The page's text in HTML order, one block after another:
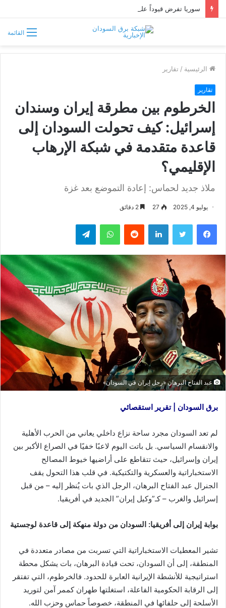
القائمة
الرئيسية / تقارير
تقارير
الخرطوم بين مطرقة إيران وسندان
إسرائيل: كيف تحولت السودان إلى
قاعدة متقدمة في شبكة الإرهاب
الإقليمي؟
ملاذ جديد لحماس: إعادة التموضع بعد غزة
يوليو 4, 2025 27
فيسبوك تويتر لينكدإن واتساب تيلقرام
عبد الفتاح البرهان «رجل إيران في السودان»
برق السودان | تقرير استقصائي
لم تعد السودان مجرد ساحة نزاع داخلي يعاني من الحرب الأهلية
والانقسام السياسي. بل باتت اليوم لاعبًا خفيًا في الصراع الأكبر بين
إيران وإسرائيل، حيث تتقاطع على أراضيها خيوط المصالح
الاستخباراتية والعسكرية والتكتيكية. في قلب هذا التحول يقف
الجنرال عبد الفتاح البرهان، الرجل الذي بات يُنظر إليه – من قبل
إسرائيل والغرب – كـ”وكيل إيران” الجديد في أفريقيا.
بوابة إيران إلى أفريقيا: السودان من دولة منهكة إلى قاعدة لوجستية
تشير المعطيات الاستخباراتية التي تسربت من مصادر متعددة في
المنطقة، إلى أن السودان، تحت قيادة البرهان، بات يشكل محطة
استراتيجية للأنشطة الإيرانية العابرة للحدود. فالخرطوم، التي تفتقر
إلى الرقابة الحكومية الفاعلة، استغلتها طهران كممر آمن لتوريد
الأسلحة إلى حلفائها في المنطقة، خصوصاً حماس وحزب الله.